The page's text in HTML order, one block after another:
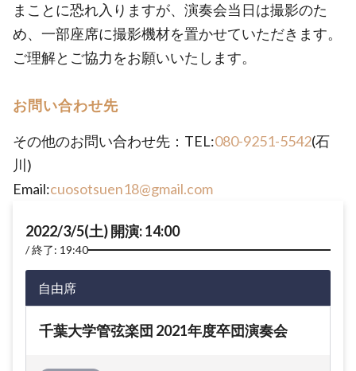
まことに恐れ入りますが、演奏会当日は撮影のた
め、一部座席に撮影機材を置かせていただきます。
ご理解とご協力をお願いいたします。
お問い合わせ先
その他のお問い合わせ先：TEL:080-9251-5542(石
川)
Email:cuosotsuen18@gmail.com
2022/3/5(土) 開演: 14:00
終了: 19:40
自由席
千葉大学管弦楽団 2021年度卒団演奏会